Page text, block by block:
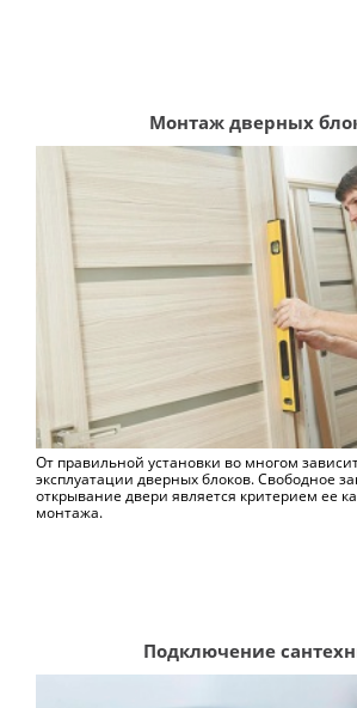
Монтаж дверных
От правильной установки во многом
эксплуатации дверных блоков. Свободное
открывание двери является критерием ее
монтажа.
Подключение